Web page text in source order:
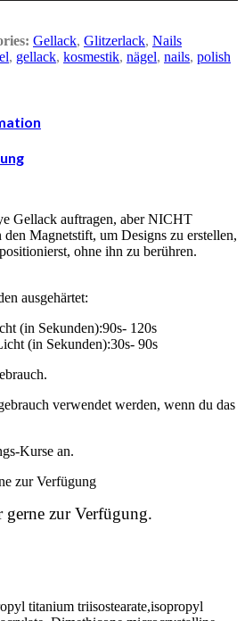
Gellack, Glitzerlack, Nails
, gellack, kosmestik, nägel, nails, polish
Gellack auftragen, aber NICHT
den Magnetstift, um Designs zu erstellen,
ohne ihn zu berühren.
ausgehärtet:
(in Sekunden):90s- 120s
(in Sekunden):30s- 90s
verwendet werden, wenn du das
Kurse an.
zur Verfügung
gerne zur Verfügung.
titanium triisostearate,isopropyl